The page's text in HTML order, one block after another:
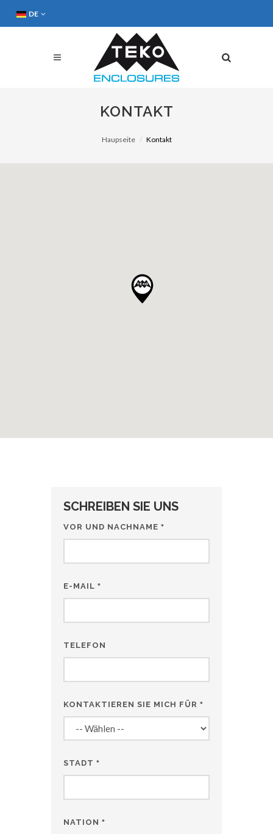
DE
KONTAKT
Haupseite Kontakt
SCHREIBEN SIE UNS
VOR UND NACHNAME *
E-MAIL *
TELEFON
KONTAKTIEREN SIE MICH FÜR *
STADT *
NATION *